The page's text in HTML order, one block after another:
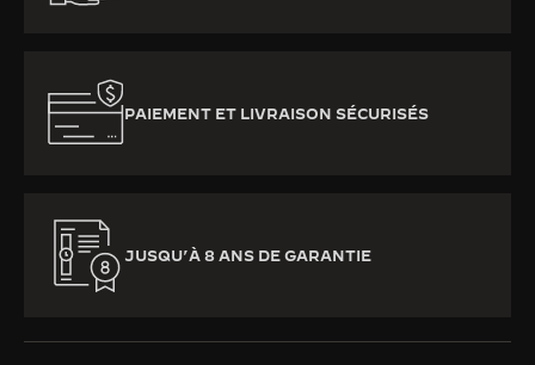
PAIEMENT ET LIVRAISON SÉCURISÉS
JUSQU’À 8 ANS DE GARANTIE